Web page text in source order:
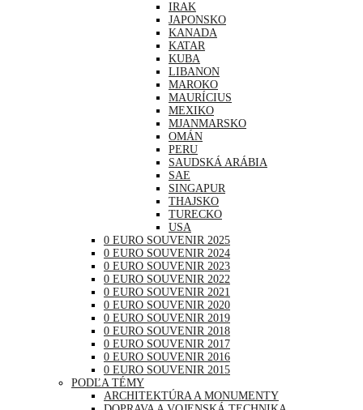
IRAK
JAPONSKO
KANADA
KATAR
KUBA
LIBANON
MAROKO
MAURÍCIUS
MEXIKO
MJANMARSKO
OMÁN
PERU
SAUDSKÁ ARÁBIA
SAE
SINGAPUR
THAJSKO
TURECKO
USA
0 EURO SOUVENIR 2025
0 EURO SOUVENIR 2024
0 EURO SOUVENIR 2023
0 EURO SOUVENIR 2022
0 EURO SOUVENIR 2021
0 EURO SOUVENIR 2020
0 EURO SOUVENIR 2019
0 EURO SOUVENIR 2018
0 EURO SOUVENIR 2017
0 EURO SOUVENIR 2016
0 EURO SOUVENIR 2015
PODĽA TÉMY
ARCHITEKTÚRA A MONUMENTY